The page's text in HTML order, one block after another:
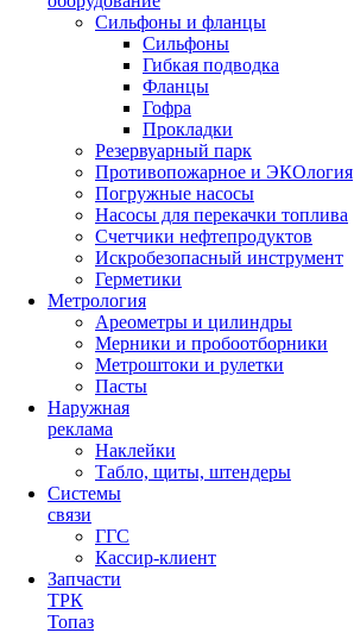
Сильфоны и фланцы
Сильфоны
Гибкая подводка
Фланцы
Гофра
Прокладки
Резервуарный парк
Противопожарное и ЭКОлогия
Погружные насосы
Насосы для перекачки топлива
Счетчики нефтепродуктов
Искробезопасный инструмент
Герметики
Метрология
Ареометры и цилиндры
Мерники и пробоотборники
Метроштоки и рулетки
Пасты
Наружная
реклама
Наклейки
Табло, щиты, штендеры
Системы
связи
ГГС
Кассир-клиент
Запчасти
ТРК
Топаз